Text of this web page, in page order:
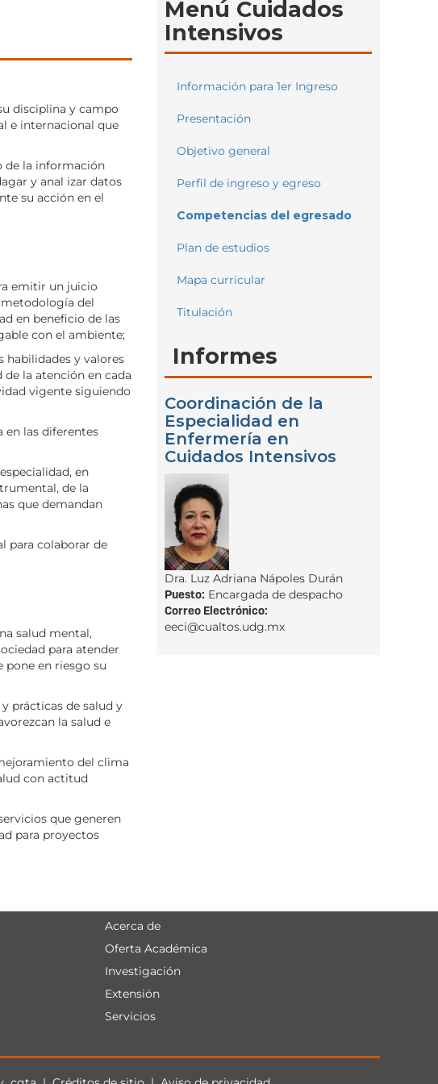
disciplina y campo
e internacional que
de la información
y anal izar datos
su acción en el
emitir un juicio
del
en beneficio de las
con el ambiente;
habilidades y valores
la atención en cada
vigente siguiendo
en las diferentes
en
de la
que demandan
para colaborar de
salud mental,
para atender
pone en riesgo su
prácticas de salud y
la salud e
del clima
con actitud
que generen
para proyectos
Menú Cuidados
Intensivos
Información para 1er Ingreso
Presentación
Objetivo general
Perfil de ingreso y egreso
Competencias del egresado
Plan de estudios
Mapa curricular
Titulación
Informes
Coordinación de la
Especialidad en
Enfermería en
Cuidados Intensivos
Dra. Luz Adriana Nápoles Durán
Puesto: Encargada de despacho
Correo Electrónico:
eeci@cualtos.udg.mx
Menú
principal
Acerca de
Oferta Académica
Investigación
Extensión
Servicios